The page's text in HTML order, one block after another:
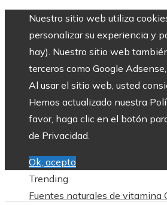
Nuestro sitio web utiliza
personalizar su experiencia y
hay). Nuestro sitio web
terceros como Google
Al usar el sitio web, usted
Hemos actualizado nuestra
favor, haga clic en el botón
de Privacidad.
Ok, acepto
Trending
Fuentes naturales de vitamina